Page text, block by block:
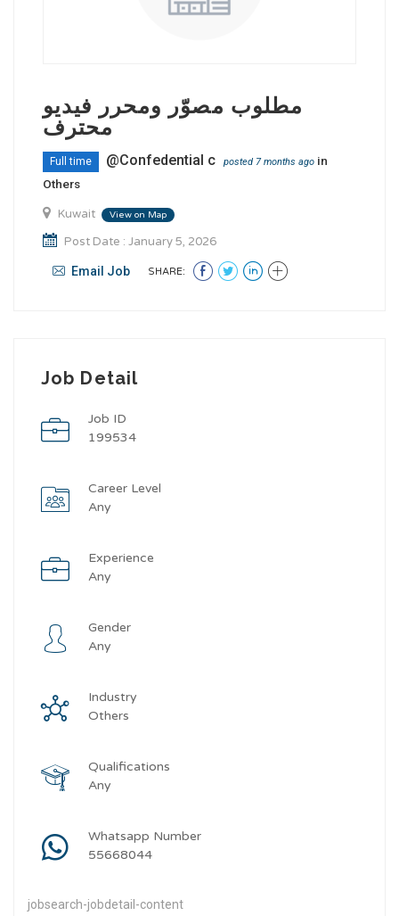
مطلوب مصوّر ومحرر فيديو
محترف
Full time @Confedential c posted 7 months ago in
Others
Kuwait View on Map
Post Date : January 5, 2026
Email Job SHARE:
Job Detail
Job ID
199534
Career Level
Any
Experience
Any
Gender
Any
Industry
Others
Qualifications
Any
Whatsapp Number
55668044
jobsearch-jobdetail-content